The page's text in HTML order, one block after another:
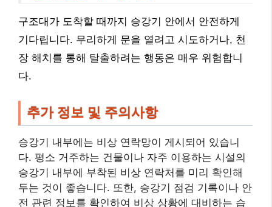
구조대가 도착할 때까지 승강기 안에서 안전하게
기다립니다. 무리하게 문을 열려고 시도하거나, 천
장 해치를 통해 탈출하려는 행동은 매우 위험합니
다.
추가 정보 및 주의사항
승강기 내부에는 비상 연락망이 게시되어 있습니
다. 평소 거주하는 건물이나 자주 이용하는 시설의
승강기 내부에 부착된 비상 연락처를 미리 확인해
두는 것이 좋습니다. 또한, 승강기 점검 기록이나 안
전 관련 정보를 확인하여 비상 상황에 대비하는 습